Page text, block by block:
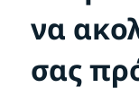
να
σας